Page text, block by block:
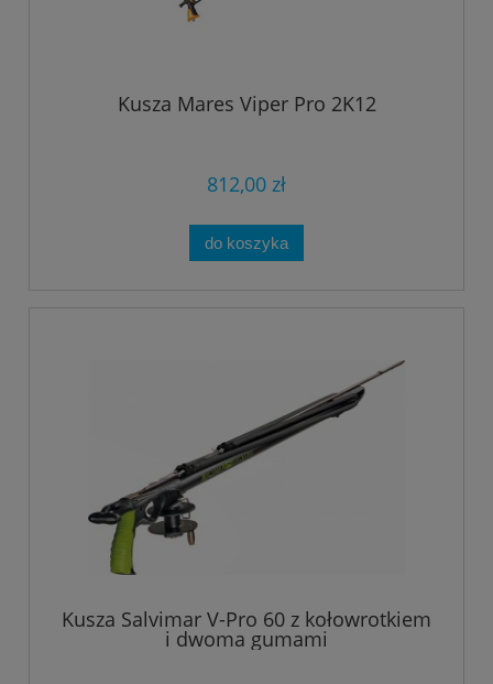
Kusza Mares Viper Pro 2K12
812,00 zł
do koszyka
Kusza Salvimar V-Pro 60 z kołowrotkiem
i dwoma gumami